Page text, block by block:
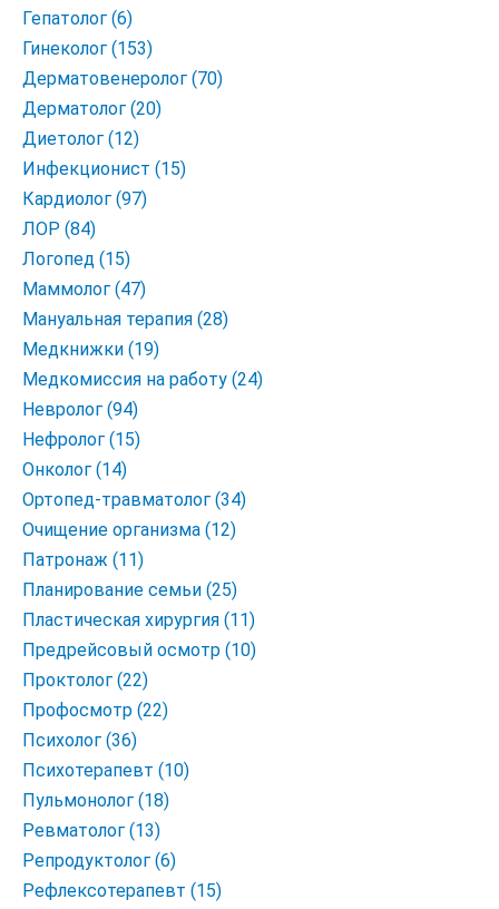
Гепатолог (6)
Гинеколог (153)
Дерматовенеролог (70)
Дерматолог (20)
Диетолог (12)
Инфекционист (15)
Кардиолог (97)
ЛОР (84)
Логопед (15)
Маммолог (47)
Мануальная терапия (28)
Медкнижки (19)
Медкомиссия на работу (24)
Невролог (94)
Нефролог (15)
Онколог (14)
Ортопед-травматолог (34)
Очищение организма (12)
Патронаж (11)
Планирование семьи (25)
Пластическая хирургия (11)
Предрейсовый осмотр (10)
Проктолог (22)
Профосмотр (22)
Психолог (36)
Психотерапевт (10)
Пульмонолог (18)
Ревматолог (13)
Репродуктолог (6)
Рефлексотерапевт (15)